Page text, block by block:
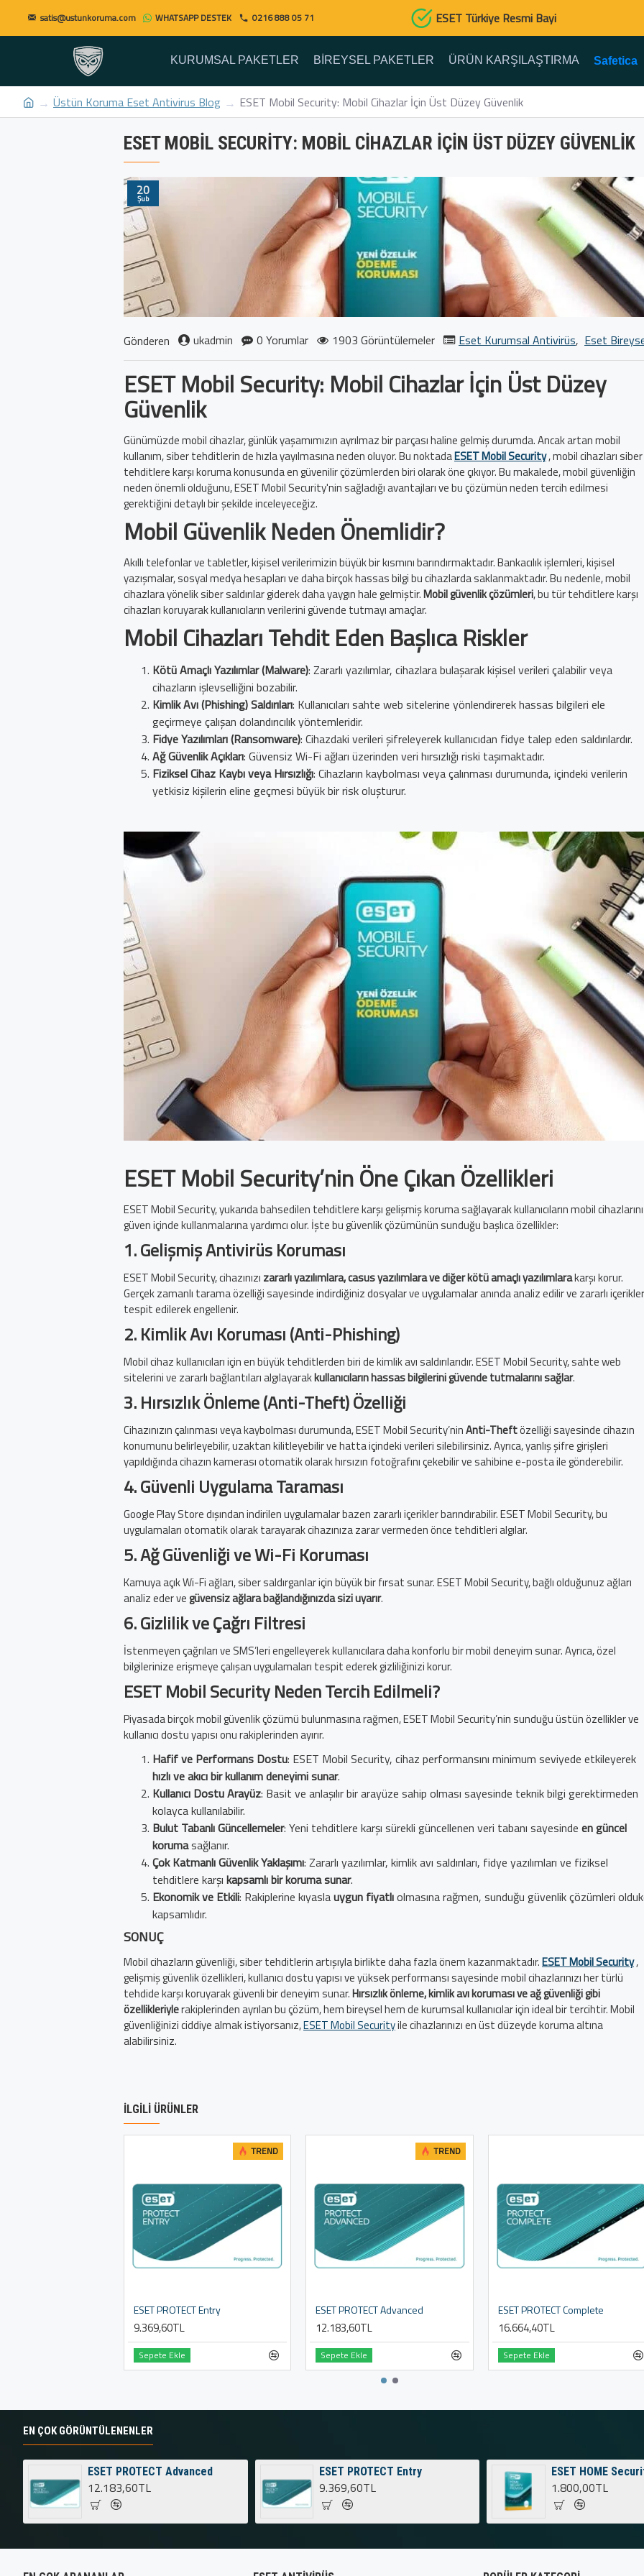
satis@ustunkoruma.com WHATSAPP DESTEK 0216 888 05 71 ESET Türkiye Resmi Bayi
KURUMSAL PAKETLER BIREYSEL PAKETLER ÜRÜN KARŞILAŞTIRMA Safetica
Üstün Koruma Eset Antivirus Blog ESET Mobil Security: Mobil Cihazlar İçin Üst Düzey Güvenlik
ESET MOBIL SECURITY: MOBIL CIHAZLAR İÇIN ÜST DÜZEY GÜVENLIK
20
Şub
Gönderen ukadmin 0 Yorumlar 1903 Görüntülemeler Eset Kurumsal Antivirüs, Eset
ESET Mobil Security: Mobil Cihazlar İçin Üst Düzey
Güvenlik
Günümüzde mobil cihazlar, günlük yaşamımızın ayrılmaz bir parçası haline gelmiş durumda. Ancak artan mobil
kullanım, siber tehditlerin de hızla yayılmasına neden oluyor. Bu noktadaESET Mobil Security, mobil cihazları siber
tehditlere karşı koruma konusunda en güvenilir çözümlerden biri olarak öne çıkıyor. Bu makalede, mobil güvenliğin
neden önemli olduğunu, ESET Mobil Security'nin sağladığı avantajları ve bu çözümün neden tercih edilmesi
gerektiğini detaylı bir şekilde inceleyeceğiz.
Mobil Güvenlik Neden Önemlidir?
Akıllı telefonlar ve tabletler, kişisel verilerimizin büyük bir kısmını barındırmaktadır. Bankacılık işlemleri, kişisel
yazışmalar, sosyal medya hesapları ve daha birçok hassas bilgi bu cihazlarda saklanmaktadır. Bu nedenle, mobil
cihazlara yönelik siber saldırılar giderek daha yaygın hale gelmiştir.Mobil güvenlik çözümleri, bu tür tehditlere karşı
cihazları koruyarak kullanıcıların verilerini güvende tutmayı amaçlar.
Mobil Cihazları Tehdit Eden Başlıca Riskler
Kötü Amaçlı Yazılımlar (Malware): Zararlı yazılımlar, cihazlara bulaşarak kişisel verileri çalabilir veya
cihazların işlevselliğini bozabilir.
Kimlik Avı (Phishing) Saldırıları: Kullanıcıları sahte web sitelerine yönlendirerek hassas bilgileri ele
geçirmeye çalışan dolandırıcılık yöntemleridir.
Fidye Yazılımları (Ransomware): Cihazdaki verileri şifreleyerek kullanıcıdan fidye talep eden saldırılardır.
Ağ Güvenlik Açıkları: Güvensiz Wi-Fi ağları üzerinden veri hırsızlığı riski taşımaktadır.
Fiziksel Cihaz Kaybı veya Hırsızlığı: Cihazların kaybolması veya çalınması durumunda, içindeki verilerin
yetkisiz kişilerin eline geçmesi büyük bir risk oluşturur.
ESET Mobil Security’nin Öne Çıkan Özellikleri
ESET Mobil Security, yukarıda bahsedilen tehditlere karşı gelişmiş koruma sağlayarak kullanıcıların mobil cihazlarını
güven içinde kullanmalarına yardımcı olur. İşte bu güvenlik çözümünün sunduğu başlıca özellikler:
1.Gelişmiş Antivirüs Koruması
ESET Mobil Security, cihazınızı zararlı yazılımlara, casus yazılımlara ve diğer kötü amaçlı yazılımlarakarşı korur.
Gerçek zamanlı tarama özelliği sayesinde indirdiğiniz dosyalar ve uygulamalar anında analiz edilir ve zararlı içerikler
tespit edilerek engellenir.
2.Kimlik Avı Koruması (Anti-Phishing)
Mobil cihaz kullanıcıları için en büyük tehditlerden biri de kimlik avı saldırılarıdır. ESET Mobil Security, sahte web
sitelerini ve zararlı bağlantıları algılayarakkullanıcıların hassas bilgilerini güvende tutmalarını sağlar.
3.Hırsızlık Önleme (Anti-Theft) Özelliği
Cihazınızın çalınması veya kaybolması durumunda, ESET Mobil Security’ninAnti-Theftözelliği sayesinde cihazın
konumunu belirleyebilir, uzaktan kilitleyebilir ve hatta içindeki verileri silebilirsiniz. Ayrıca, yanlış şifre girişleri
yapıldığında cihazın kamerası otomatik olarak hırsızın fotoğrafını çekebilir ve sahibine e-posta ile gönderebilir.
4.Güvenli Uygulama Taraması
Google Play Store dışından indirilen uygulamalar bazen zararlı içerikler barındırabilir. ESET Mobil Security, bu
uygulamaları otomatik olarak tarayarak cihazınıza zarar vermeden önce tehditleri algılar.
5.Ağ Güvenliği ve Wi-Fi Koruması
Kamuya açık Wi-Fi ağları, siber saldırganlar için büyük bir fırsat sunar. ESET Mobil Security, bağlı olduğunuz ağları
analiz eder vegüvensiz ağlara bağlandığınızda sizi uyarır.
6.Gizlilik ve Çağrı Filtresi
İstenmeyen çağrıları ve SMS’leri engelleyerek kullanıcılara daha konforlu bir mobil deneyim sunar. Ayrıca, özel
bilgilerinize erişmeye çalışan uygulamaları tespit ederek gizliliğinizi korur.
ESET Mobil Security Neden Tercih Edilmeli?
Piyasada birçok mobil güvenlik çözümü bulunmasına rağmen, ESET Mobil Security’nin sunduğu üstün özellikler ve
kullanıcı dostu yapısı onu rakiplerinden ayırır.
Hafif ve Performans Dostu: ESET Mobil Security, cihaz performansını minimum seviyede etkileyerek
hızlı ve akıcı bir kullanım deneyimi sunar.
Kullanıcı Dostu Arayüz: Basit ve anlaşılır bir arayüze sahip olması sayesinde teknik bilgi gerektirmeden
kolayca kullanılabilir.
Bulut Tabanlı Güncellemeler: Yeni tehditlere karşı sürekli güncellenen veri tabanı sayesinde en güncel
korumasağlanır.
Çok Katmanlı Güvenlik Yaklaşımı: Zararlı yazılımlar, kimlik avı saldırıları, fidye yazılımları ve fiziksel
tehditlere karşı kapsamlı bir koruma sunar.
Ekonomik ve Etkili: Rakiplerine kıyaslauygun fiyatlıolmasına rağmen, sunduğu güvenlik çözümleri
kapsamlıdır.
SONUÇ
Mobil cihazların güvenliği, siber tehditlerin artışıyla birlikte daha fazla önem kazanmaktadır.ESET Mobil Security,
gelişmiş güvenlik özellikleri, kullanıcı dostu yapısı ve yüksek performansı sayesinde mobil cihazlarınızı her türlü
tehdide karşı koruyarak güvenli bir deneyim sunar.Hırsızlık önleme, kimlik avı koruması ve ağ güvenliği gibi
özellikleriylerakiplerinden ayrılan bu çözüm, hem bireysel hem de kurumsal kullanıcılar için ideal bir tercihtir. Mobil
güvenliğinizi ciddiye almak istiyorsanız,ESET Mobil Securityile cihazlarınızı en üst düzeyde koruma altına
alabilirsiniz.
İLGILI ÜRÜNLER
TREND
ESET PROTECT Entry
9.369,60TL
Sepete Ekle
TREND
ESET PROTECT Advanced
12.183,60TL
Sepete Ekle
ESET PROTECT Complete
16.664,40TL
Sepete Ekle
EN ÇOK GÖRÜNTÜLENENLER
ESET PROTECT Advanced
12.183,60TL
ESET PROTECT Entry
9.369,60TL
ESET HOME
1.800,00TL